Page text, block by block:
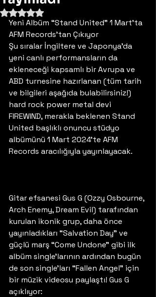
5 üzerinden NaN yıldız
Yeni Albüm “Stand United” 1 Mart’ta
AFM Records’tan Çıkıyor
Şu sıralar İngiltere ve Japonya’da
yeni canlı performansların da
ekleneceği kapsamlı bir Avrupa ve
ABD turnesine hazırlanan (tüm tarih
ve bilgileri aşağıda bulabilirsiniz!)
hard rock power metal devi
FIREWIND, merakla beklenen Stand
United başlıklı onuncu stüdyo
albümünü 1 Mart 2024’te AFM
Records aracılığıyla yayınlayacak.
Gitar efsanesi Gus G (Ozzy Osbourne,
Arch Enemy, Dream Evil) tarafından
kurulan ikonik grup, daha önce
yayınladıkları “Salvation Day” ve
güçlü marş “Come Undone” gibi ilk
albüm single’larının ardından bugün
de son single’ları “Fallen Angel” için
bir müzik videosu paylaştı! Gus G
açıklıyor: